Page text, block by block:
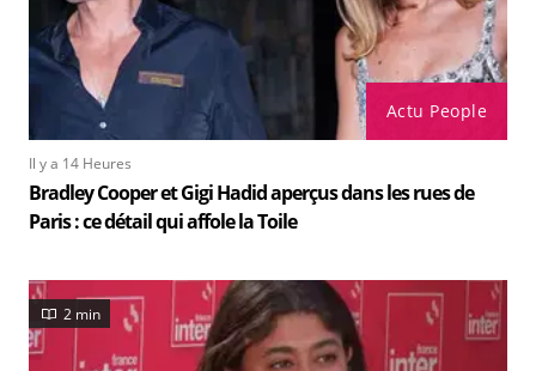
Actu People
Il y a 14 Heures
Bradley Cooper et Gigi Hadid aperçus dans les rues de
Paris : ce détail qui affole la Toile
2 min